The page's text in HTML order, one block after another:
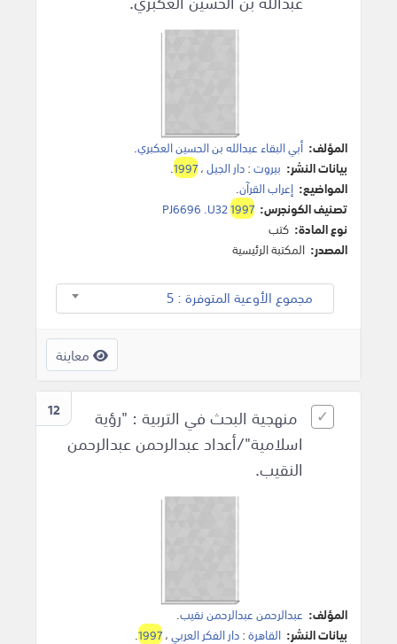
المؤلف: أبي البقاء عبدالله بن الحسين العكبري.
بيانات النشر: بيروت:دار الجيل،1997
.
المواضيع: إعراب القرآن.
تصنيف الكونجرس:
PJ6696 .U321997
نوع المادة: كتب
المصدر: المكتبة الرئيسية
مجموع الأوعية المتوفرة : 5
معاينة
12
منهجية البحث في التربية : "رؤية
اسلامية"/أعداد عبدالرحمن عبدالرحمن
النقيب.
المؤلف: عبدالرحمن عبدالرحمن نقيب.
بيانات النشر: القاهرة:دار الفكر العربي،1997
.